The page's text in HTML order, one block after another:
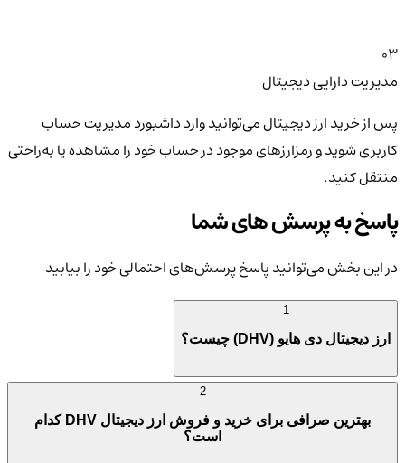
03
مدیریت دارایی دیجیتال
پس از خرید ارز دیجیتال می‌توانید وارد داشبورد مدیریت حساب
کاربری شوید و رمزارزهای موجود در حساب خود را مشاهده یا به‌راحتی
منتقل کنید.
پاسخ به پرسش های شما
در این بخش می‌توانید پاسخ پرسش‌های احتمالی خود را بیابید
ارز دیجیتال دی هایو (DHV) چیست؟
بهترین صرافی برای خرید و فروش ارز دیجیتال DHV کدام
است؟